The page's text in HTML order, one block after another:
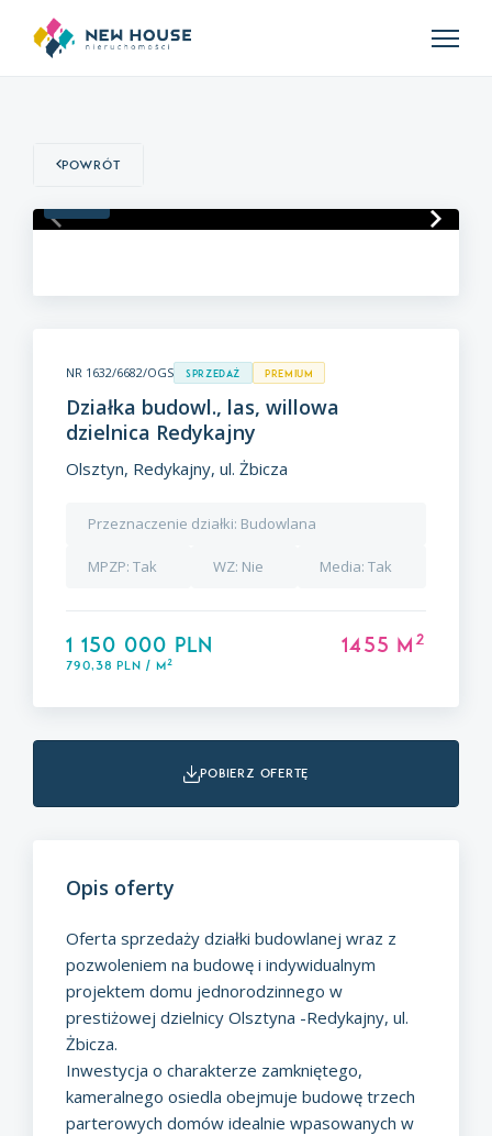
Powrót
NR 1632/6682/OGS Sprzedaż premium
Działka budowl., las, willowa
dzielnica Redykajny
Olsztyn, Redykajny, ul. Żbicza
Przeznaczenie działki: Budowlana
MPZP: Tak WZ: Nie Media: Tak
1 150 000 PLN
790,38 PLN / m 2
1455 m2
pobierz ofertę
Opis oferty
Oferta sprzedaży działki budowlanej wraz z
pozwoleniem na budowę i indywidualnym
projektem domu jednorodzinnego w
prestiżowej dzielnicy Olsztyna -Redykajny, ul.
Żbicza.
Inwestycja o charakterze zamkniętego,
kameralnego osiedla obejmuje budowę trzech
parterowych domów idealnie wpasowanych w